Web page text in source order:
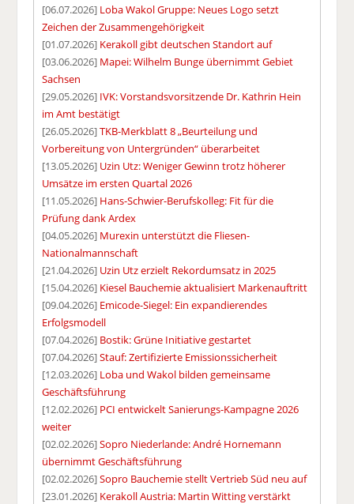
[06.07.2026] Loba Wakol Gruppe: Neues Logo setzt
Zeichen der Zusammengehörigkeit
[01.07.2026] Kerakoll gibt deutschen Standort auf
[03.06.2026] Mapei: Wilhelm Bunge übernimmt Gebiet
Sachsen
[29.05.2026] IVK: Vorstandsvorsitzende Dr. Kathrin Hein
im Amt bestätigt
[26.05.2026]TKB-Merkblatt 8 „Beurteilung und
Vorbereitung von Untergründen“ überarbeitet
[13.05.2026] Uzin Utz: Weniger Gewinn trotz höherer
Umsätze im ersten Quartal 2026
[11.05.2026] Hans-Schwier-Berufskolleg: Fit für die
Prüfung dank Ardex
[04.05.2026] Murexin unterstützt die Fliesen-
Nationalmannschaft
[21.04.2026] Uzin Utz erzielt Rekordumsatz in 2025
[15.04.2026] Kiesel Bauchemie aktualisiert Markenauftritt
[09.04.2026] Emicode-Siegel: Ein expandierendes
Erfolgsmodell
[07.04.2026] Bostik: Grüne Initiative gestartet
[07.04.2026]Stauf: Zertifizierte Emissionssicherheit
[12.03.2026] Loba und Wakol bilden gemeinsame
Geschäftsführung
[12.02.2026] PCI entwickelt Sanierungs-Kampagne 2026
weiter
[02.02.2026]Sopro Niederlande: André Hornemann
übernimmt Geschäftsführung
[02.02.2026]Sopro Bauchemie stellt Vertrieb Süd neu auf
[23.01.2026] Kerakoll Austria: Martin Witting verstärkt